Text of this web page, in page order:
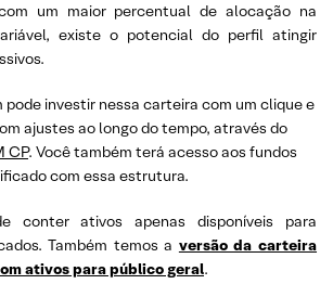
um maior percentual de alocação na
existe o potencial do perfil atingir
pode investir nessa carteira com um clique e
ajustes ao longo do tempo, através do
CP. Você também terá acesso aos fundos
com essa estrutura.
conter ativos apenas disponíveis para
Também temos a versão da carteira
ativos para público geral.